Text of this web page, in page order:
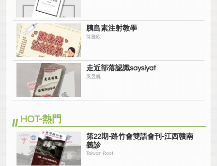
胰島素注射教學
徐雅欣
走近部落認識saysiyat
風昱帆
HOT-熱門
第22期-路竹會雙語會刊-江西贛南
義診
Taiwan Root